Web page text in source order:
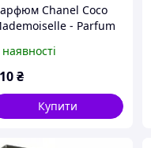
Chanel Coco
- Parfum
₴
Купити